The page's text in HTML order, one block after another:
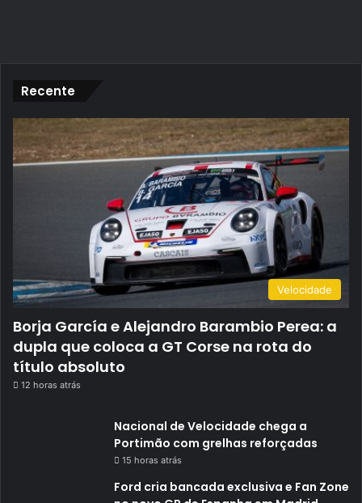
Recente
Velocidade
Borja García e Alejandro Barambio Perea: a
dupla que coloca a GT Corse na rota do
título absoluto
12 horas atrás
Nacional de Velocidade chega a
Portimão com grelhas reforçadas
15 horas atrás
Ford cria bancada exclusiva e Fan Zone